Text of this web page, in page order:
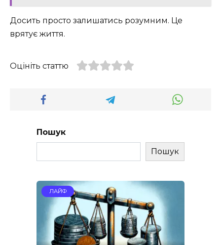
Досить просто залишатись розумним. Це
врятує життя.
Оцініть статтю
Пошук
Пошук
ЛАЙФ